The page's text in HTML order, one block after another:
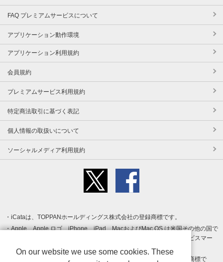
FAQ プレミアムサービスについて
アプリケーション動作環境
アプリケーション利用規約
会員規約
プレミアムサービス利用規約
特定商法取引に基づく表記
個人情報の取扱いについて
ソーシャルメディア利用規約
iCataは、TOPPANホールディングス株式会社の登録商標です。
Apple、Apple ロゴ、iPhone、iPad、MacおよびMac OS は米国その他の国で
登録された Apple Inc. の商標です。App Store は Apple Inc. のサービスマー
クです。
Android、Google Play および Google Play ロゴ は Google LLC の商標で
On our website we use some cookies. These